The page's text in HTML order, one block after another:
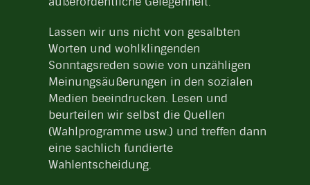
Lassen wir uns nicht von gesalbten
Worten und wohlklingenden
Sonntagsreden sowie von unzähligen
Meinungsäußerungen in den sozialen
Medien beeindrucken. Lesen und
beurteilen wir selbst die Quellen
(Wahlprogramme usw.) und treffen dann
eine sachlich fundierte
Wahlentscheidung.